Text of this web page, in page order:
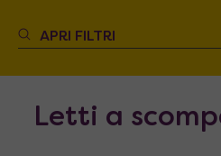
APRI FILTRI
Letti a